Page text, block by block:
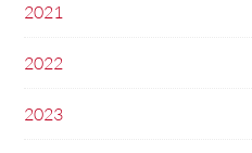
2021
2022
2023